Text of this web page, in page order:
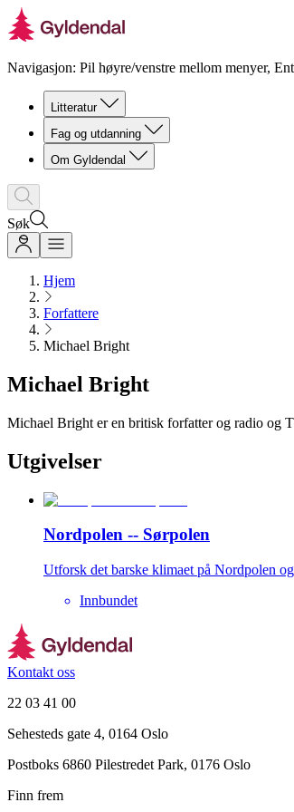
Navigasjon: Pil høyre/venstre mellom menyer,
Litteratur
Fag og utdanning
Om Gyldendal
Søk
Hjem
Forfattere
Michael Bright
Michael Bright
Michael Bright er en britisk forfatter og radio og
Utgivelser
Nordpolen -- Sørpolen
Utforsk det barske klimaet på Nordpolen
Innbundet
Kontakt oss
22 03 41 00
Sehesteds gate 4, 0164 Oslo
Postboks 6860 Pilestredet Park, 0176 Oslo
Finn frem